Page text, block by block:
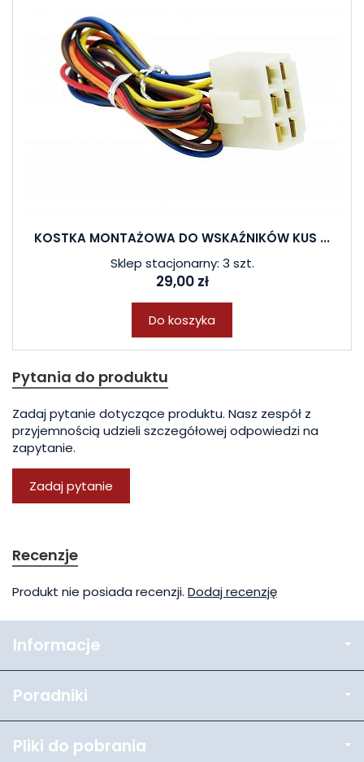
KOSTKA MONTAŻOWA DO WSKAŹNIKÓW KUS ...
Sklep stacjonarny: 3 szt.
29,00 zł
Do koszyka
Pytania do produktu
Zadaj pytanie dotyczące produktu. Nasz zespół z
przyjemnością udzieli szczegółowej odpowiedzi na
zapytanie.
Zadaj pytanie
Recenzje
Produkt nie posiada recenzji. Dodaj recenzję
Informacje
Poradniki
Pliki do pobrania